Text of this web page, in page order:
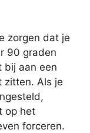
zorgen dat je
90 graden
bij aan een
zitten. Als je
op het
forceren.